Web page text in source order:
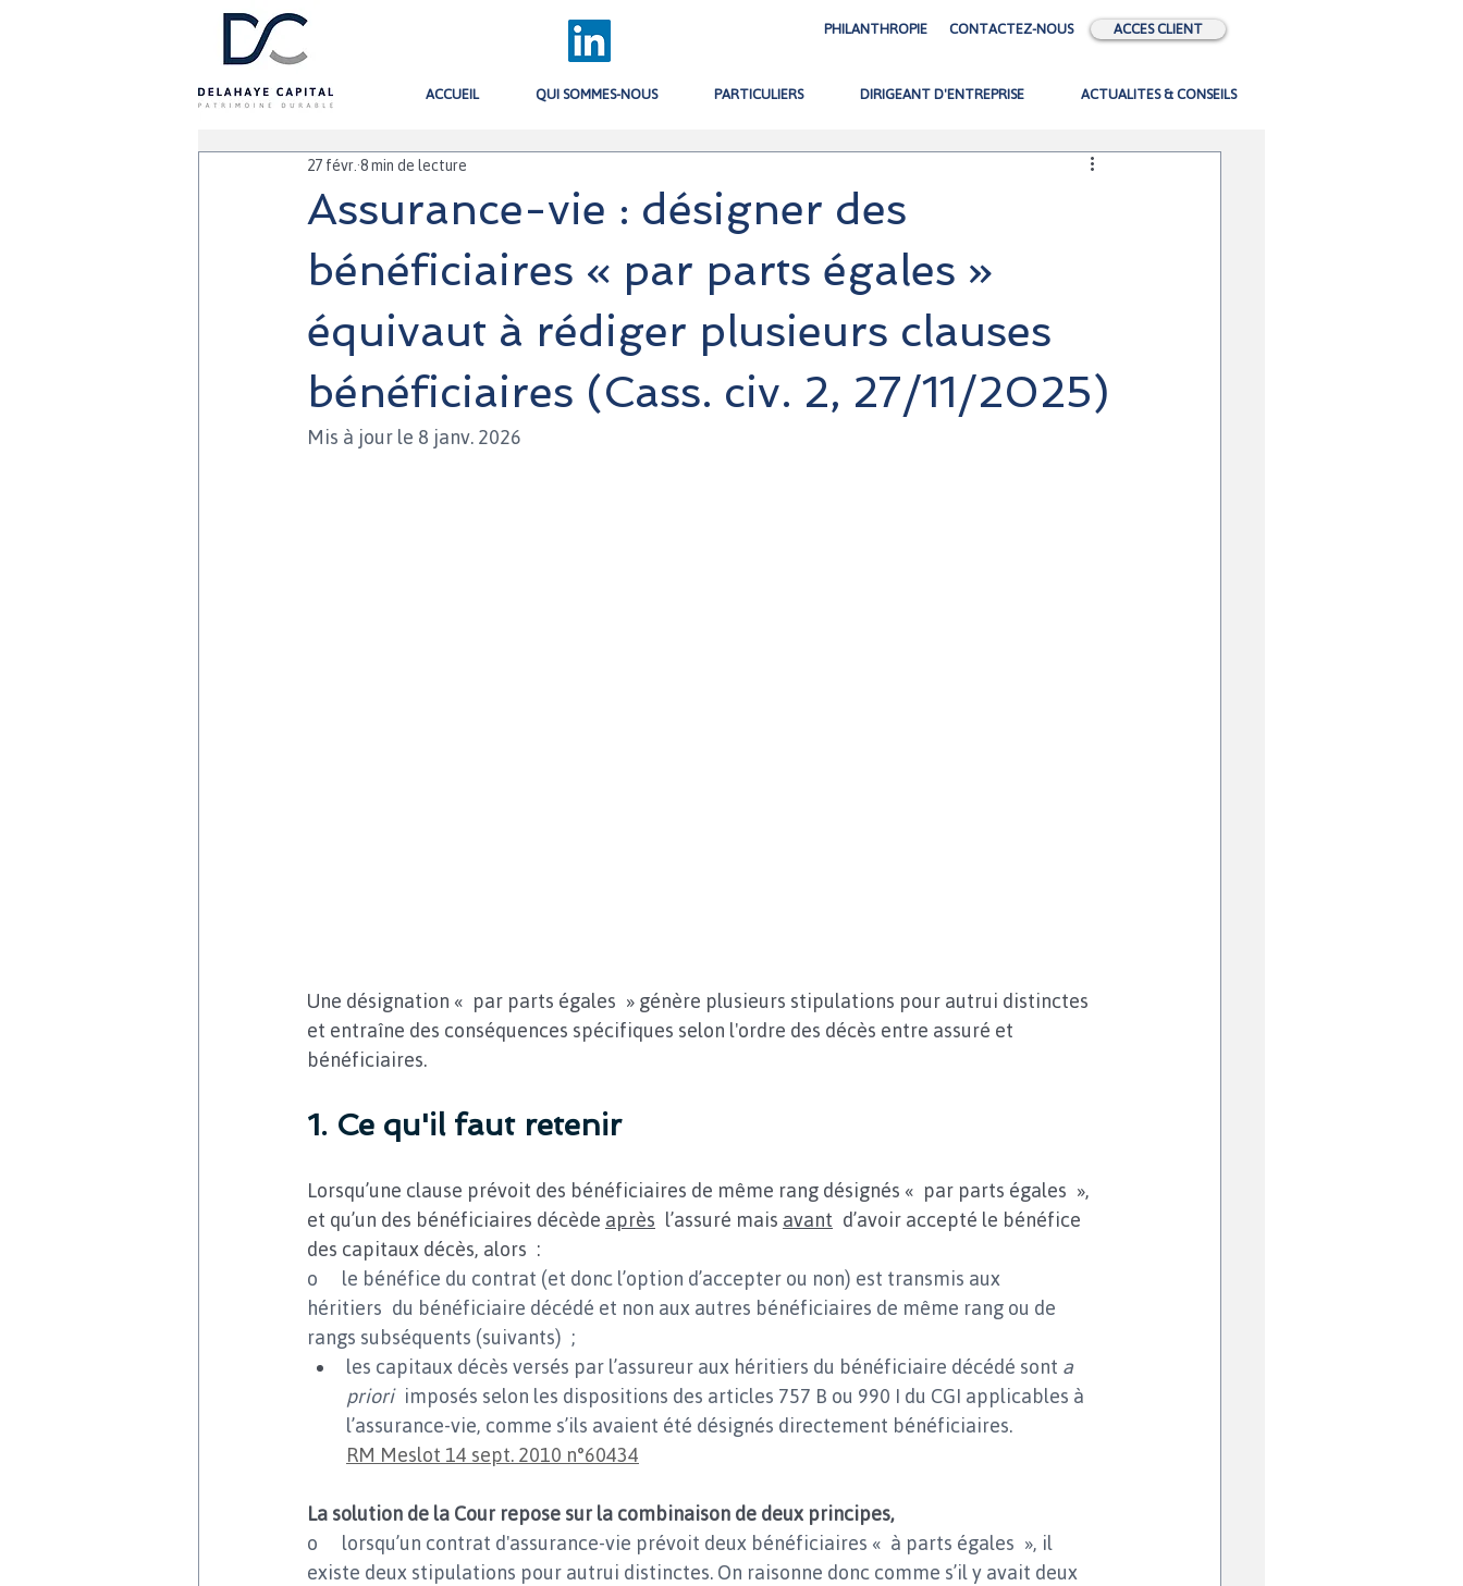
PHILANTHROPIE CONTACTEZ-NOUS ACCES CLIENT
ACCUEIL QUI SOMMES-NOUS PARTICULIERS DIRIGEANT D'ENTREPRISE ACTUALITES & CONSEILS
Assurance-vie : désigner des
bénéficiaires « par parts égales »
équivaut à rédiger plusieurs clauses
bénéficiaires (Cass. civ. 2, 27/11/2025)
27 févr. 8 min de lecture
Mis à jour le 8 janv. 2026
Une désignation « par parts égales » génère plusieurs stipulations pour autrui distinctes
et entraîne des conséquences spécifiques selon l'ordre des décès entre assuré et
bénéficiaires.
1. Ce qu'il faut retenir
Lorsqu’une clause prévoit des bénéficiaires de même rang désignés « par parts égales »,
et qu’un des bénéficiaires décède après l’assuré mais avant d’avoir accepté le bénéfice
des capitaux décès, alors :
o   le bénéfice du contrat (et donc l’option d’accepter ou non) est transmis aux
héritiers du bénéficiaire décédé et non aux autres bénéficiaires de même rang ou de
rangs subséquents (suivants) ;
les capitaux décès versés par l’assureur aux héritiers du bénéficiaire décédé sont a
priori imposés selon les dispositions des articles 757 B ou 990 I du CGI applicables à
l’assurance-vie, comme s’ils avaient été désignés directement bénéficiaires.
RM Meslot 14 sept. 2010 n°60434
La solution de la Cour repose sur la combinaison de deux principes,
o   lorsqu’un contrat d'assurance-vie prévoit deux bénéficiaires « à parts égales », il
existe deux stipulations pour autrui distinctes. On raisonne donc comme s’il y avait deux